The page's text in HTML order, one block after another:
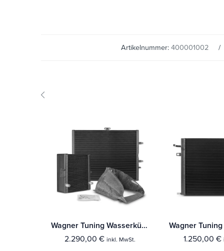
Artikelnummer: 400001002
Wagner Tuning Wasserkühler Kit BMW M3/M4 F80/82/83
2.290,00 € inkl. MwSt.
1.250,00 €